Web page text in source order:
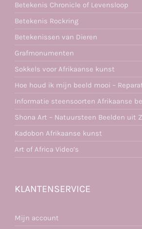
Betekenis Chronicle of Levensloop
Betekenis Rockring
Betekenissen van Dieren
Grafmonumenten
Sokkels voor Afrikaanse kunst
Hoe houd ik mijn beeld mooi –
Informatie steensoorten Afrikaanse
Shona Art – Natuursteen Beelden uit
Kadobon Afrikaanse kunst
Art of Africa Video’s
KLANTENSERVICE
Mijn account